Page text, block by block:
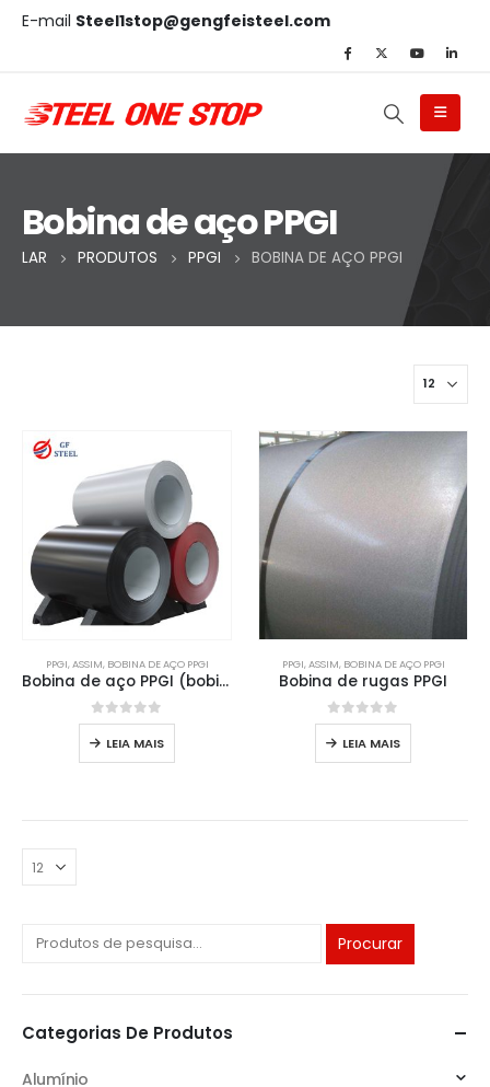
E-mail Steel1stop@gengfeisteel.com
Bobina de aço PPGI
LAR PRODUTOS PPGI BOBINA DE AÇO PPGI
PPGI, ASSIM, BOBINA DE AÇO PPGI
Bobina de aço PPGI (bobina de aço galvanizada pré -controlada)
0fora de 5
LEIA MAIS
PPGI, ASSIM, BOBINA DE AÇO PPGI
Bobina de rugas PPGI
0fora de 5
LEIA MAIS
Procurar
Categorias De Produtos
Alumínio